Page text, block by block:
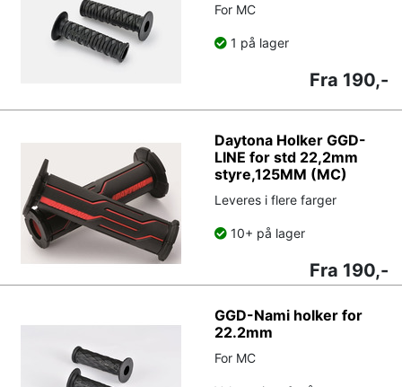
For MC
1 på lager
Fra 190,-
Daytona Holker GGD-
LINE for std 22,2mm
styre,125MM (MC)
Leveres i flere farger
10+ på lager
Fra 190,-
GGD-Nami holker for
22.2mm
For MC